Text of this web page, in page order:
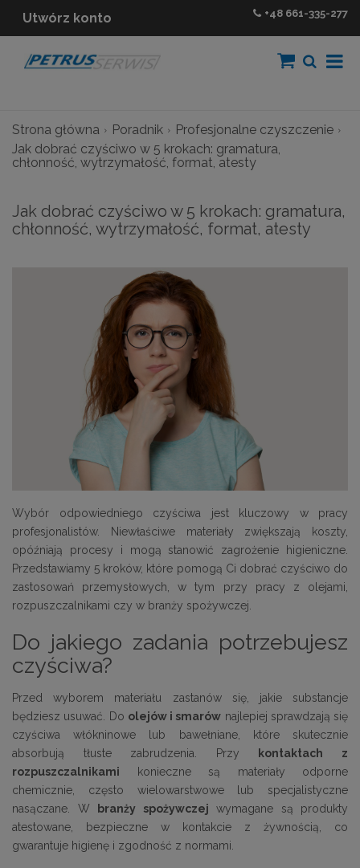
Utwórz konto +48 661-335-277
Strona główna Poradnik
Profesjonalne czyszczenie
Jak dobrać czyściwo w 5 krokach: gramatura,
chłonność, wytrzymałość, format, atesty
Jak dobrać czyściwo w 5 krokach: gramatura,
chłonność, wytrzymałość, format, atesty
Wybór odpowiedniego czyściwa jest kluczowy w pracy
profesjonalistów. Niewłaściwe materiały zwiększają koszty,
opóźniają procesy i mogą stanowić zagrożenie higieniczne.
Przedstawiamy 5 kroków, które pomogą Ci dobrać czyściwo do
zastosowań przemysłowych, w tym przy pracy z olejami,
rozpuszczalnikami czy w branży spożywczej.
Do jakiego zadania potrzebujesz
czyściwa?
Przed wyborem materiału zastanów się, jakie substancje
będziesz usuwać. Do olejów i smarów najlepiej sprawdzają się
czyściwa włókninowe lub bawełniane, które skutecznie
absorbują tłuste zabrudzenia. Przy
kontaktach z
rozpuszczalnikami konieczne są materiały odporne
chemicznie, często wielowarstwowe lub specjalistyczne
nasączane. W
branży spożywczej wymagane są produkty
atestowane, bezpieczne w kontakcie z żywnością, co
gwarantuje higienę i zgodność z normami.